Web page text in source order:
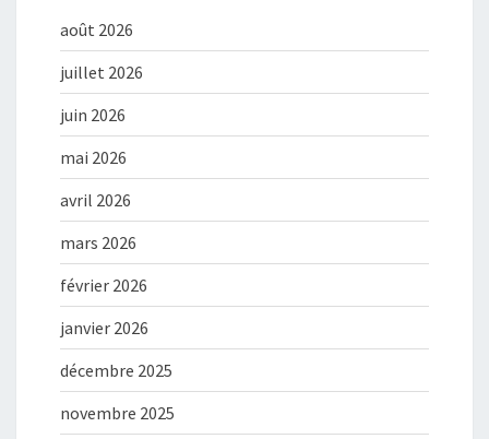
août 2026
juillet 2026
juin 2026
mai 2026
avril 2026
mars 2026
février 2026
janvier 2026
décembre 2025
novembre 2025